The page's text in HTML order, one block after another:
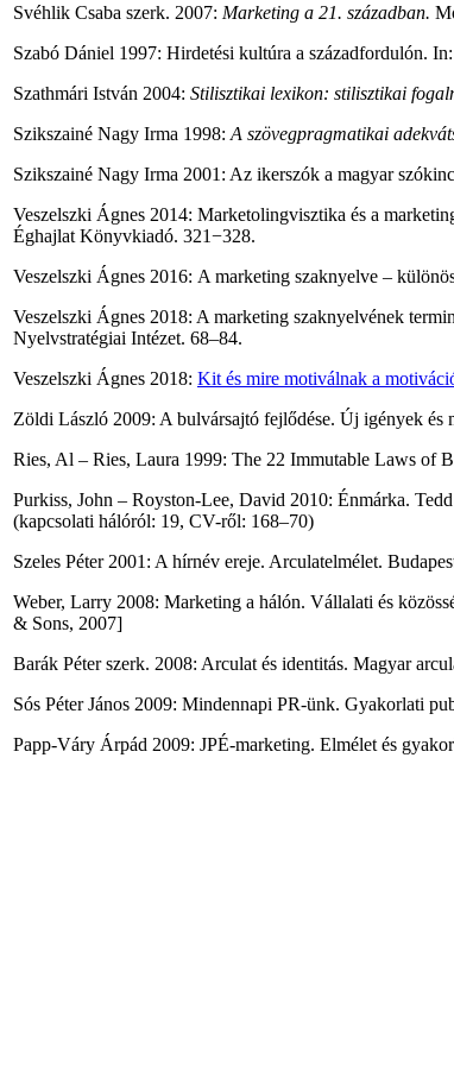
Svéhlik Csaba szerk. 2007: Marketing a 21. században.
Szabó Dániel 1997: Hirdetési kultúra a századfordulón. In:
Szathmári István 2004: Stilisztikai lexikon: stilisztikai
Szikszainé Nagy Irma 1998: A szövegpragmatikai
Szikszainé Nagy Irma 2001: Az ikerszók a magyar
Veszelszki Ágnes 2014: Marketolingvisztika és a
Éghajlat Könyvkiadó. 321−328.
Veszelszki Ágnes 2016: A marketing szaknyelve –
Veszelszki Ágnes 2018: A marketing szaknyelvének
Nyelvstratégiai Intézet. 68–84.
Veszelszki Ágnes 2018: Kit és mire motiválnak a
Zöldi László 2009: A bulvársajtó fejlődése. Új igények és
Ries, Al – Ries, Laura 1999: The 22 Immutable Laws of
Purkiss, John – Royston-Lee, David 2010: Énmárka.
(kapcsolati hálóról: 19, CV-ről: 168–70)
Szeles Péter 2001: A hírnév ereje. Arculatelmélet.
Weber, Larry 2008: Marketing a hálón. Vállalati és
& Sons, 2007]
Barák Péter szerk. 2008: Arculat és identitás. Magyar
Sós Péter János 2009: Mindennapi PR-ünk. Gyakorlati
Papp-Váry Árpád 2009: JPÉ-marketing. Elmélet és